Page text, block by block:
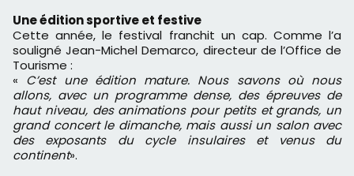
Une édition sportive et festive
Cette année, le festival franchit un cap. Comme l’a
souligné Jean-Michel Demarco, directeur de l’Office de
Tourisme :
« C’est une édition mature. Nous savons où nous
allons, avec un programme dense, des épreuves de
haut niveau, des animations pour petits et grands, un
grand concert le dimanche, mais aussi un salon avec
des exposants du cycle insulaires et venus du
continent».